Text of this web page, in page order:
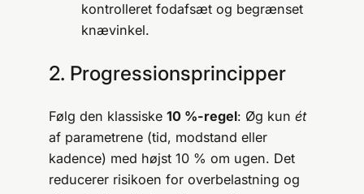
kontrolleret fodafsæt og begrænset
knævinkel.
2. Progressionsprincipper
Følg den klassiske 10 %-regel: Øg kun ét
af parametrene (tid, modstand eller
kadence) med højst 10 % om ugen. Det
reducerer risikoen for overbelastning og